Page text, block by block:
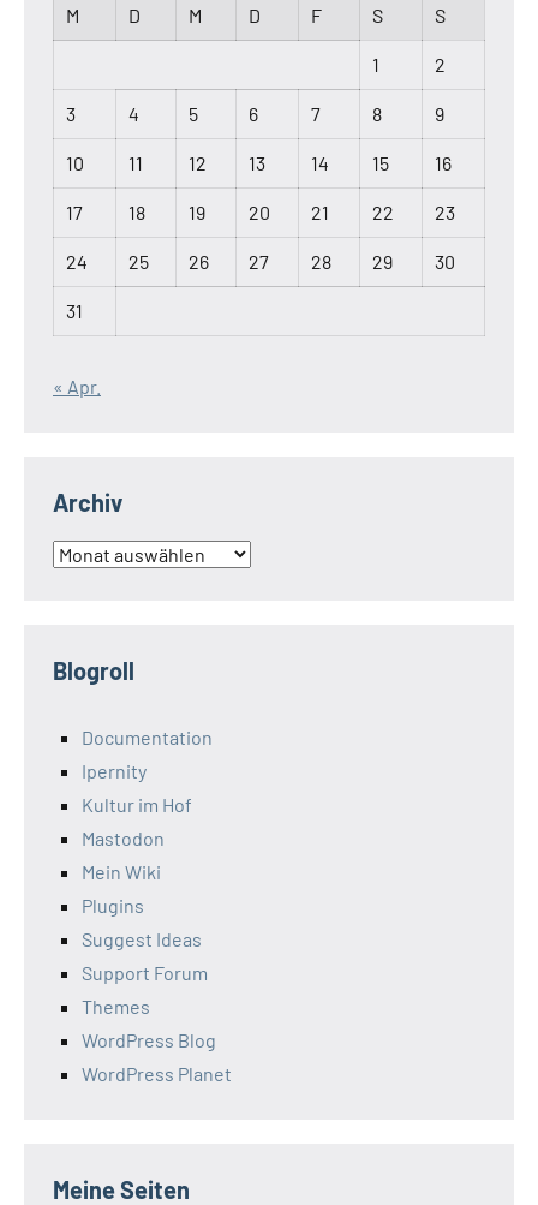
M D M D F S S
1 2
3 4 5 6 7 8 9
10 11 12 13 14 15 16
17 18 19 20 21 22 23
24 25 26 27 28 29 30
31
« Apr.
Archiv
Archiv
Blogroll
Documentation
Ipernity
Kultur im Hof
Mastodon
Mein Wiki
Plugins
Suggest Ideas
Support Forum
Themes
WordPress Blog
WordPress Planet
Meine Seiten